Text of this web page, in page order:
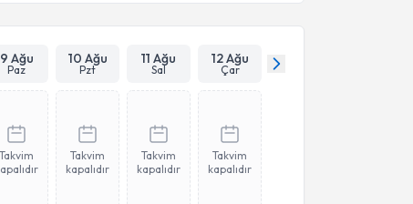
9 Ağu
Paz
10 Ağu
Pzt
11 Ağu
Sal
12 Ağu
Çar
Takvim
Takvim
kapalıdır
Takvim
kapalıdır
Takvim
kapalıdır